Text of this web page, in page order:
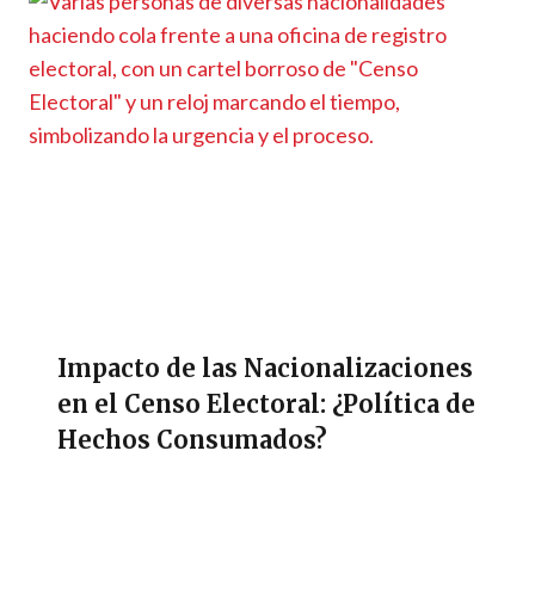
Impacto de las Nacionalizaciones
en el Censo Electoral: ¿Política de
Hechos Consumados?